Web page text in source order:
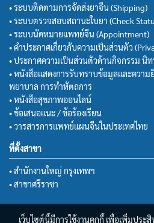
• ระบบติดตามการจัดส่งยาจีน (Shipping)
• ระบบตรวจสอบสถานะใบยา (Check
• ระบบนัดหมายแพทย์จีน (Appointment)
• คำประกาศเกี่ยวกับความเป็นส่วนตัว
• ประกาศความเป็นส่วนตัวด้านกิจกรรม นิ
• หนังสือแสดงการรับทราบข้อมูลและควา
พยาบาล การทำหัตถการ
• หนังสือสุขภาพออนไลน์
• ข้อเสนอแนะ / ข้อร้องเรียน
• วารสารการแพทย์แผนจีนในประเทศไทย
ที่ตั้งสาขา
• สำนักงานใหญ่ กรุงเทพฯ
• สาขาศรีราชา
เว็บไซต์นี้มีการใช้งานคุกกี้ เพื่อเพิ่มปร